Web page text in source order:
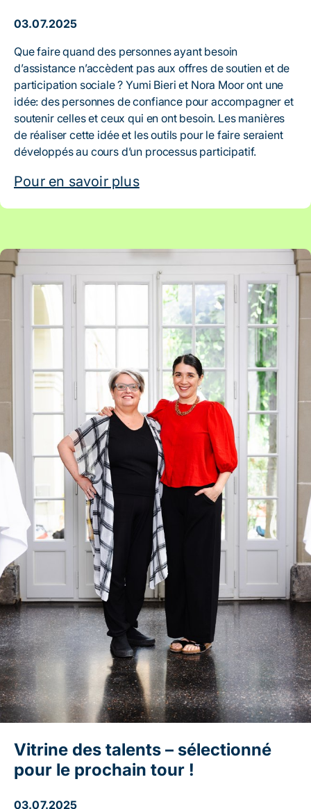
03.07.2025
Que faire quand des personnes ayant besoin
d’assistance n’accèdent pas aux offres de soutien et de
participation sociale ? Yumi Bieri et Nora Moor ont une
idée: des personnes de confiance pour accompagner et
soutenir celles et ceux qui en ont besoin. Les manières
de réaliser cette idée et les outils pour le faire seraient
développés au cours d’un processus participatif.
Pour en savoir plus
Artikel: Vitrine des talents –
Vitrine des talents – sélectionné
pour le prochain tour !
03.07.2025